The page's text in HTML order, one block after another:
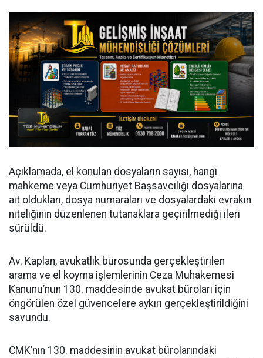
Açıklamada, el konulan dosyaların sayısı, hangi
mahkeme veya Cumhuriyet Başsavcılığı dosyalarına
ait oldukları, dosya numaraları ve dosyalardaki evrakın
niteliğinin düzenlenen tutanaklara geçirilmediği ileri
sürüldü.
Av. Kaplan, avukatlık bürosunda gerçekleştirilen
arama ve el koyma işlemlerinin Ceza Muhakemesi
Kanunu’nun 130. maddesinde avukat büroları için
öngörülen özel güvencelere aykırı gerçekleştirildiğini
savundu.
CMK’nın 130. maddesinin avukat bürolarındaki